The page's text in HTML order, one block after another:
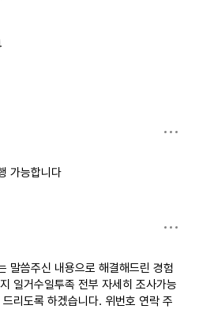
가능합니다
말씀주신 내용으로 해결해드린 경험
일거수일투족 전부 자세히 조사가능
리도록 하겠습니다. 위번호 연락 주